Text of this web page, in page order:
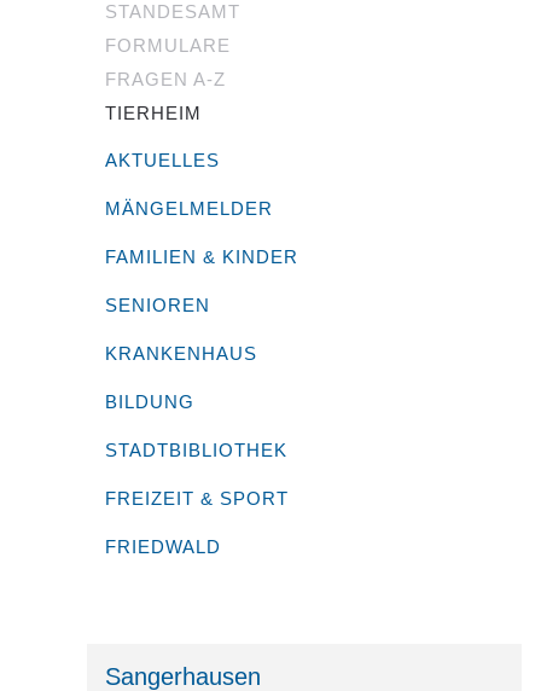
STANDESAMT
FORMULARE
FRAGEN A-Z
TIERHEIM
AKTUELLES
MÄNGELMELDER
FAMILIEN & KINDER
SENIOREN
KRANKENHAUS
BILDUNG
STADTBIBLIOTHEK
FREIZEIT & SPORT
FRIEDWALD
Sangerhausen